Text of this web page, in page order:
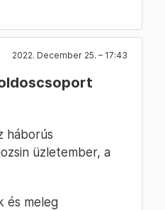
2022. December 25. – 17:43
háborús
üzletember, a
és meleg